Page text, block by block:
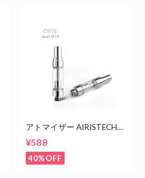
アトマイザー AIRISTECH
レス カートリッジ
¥588
40%OFF